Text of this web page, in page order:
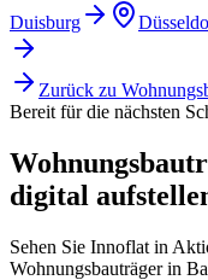
Duisburg
Zurück zu
Bereit für die nächsten
digital
Sehen Sie Innoflat in
Wohnungsbauträger in